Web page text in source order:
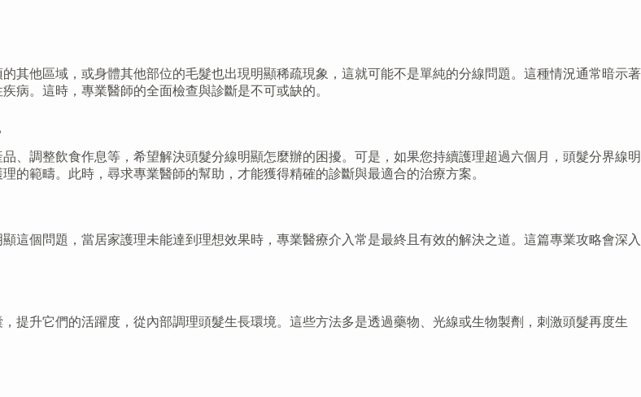
其他區域，或身體其他部位的毛髮也出現明顯稀疏現象，這就可能不是單純的分線問題。這種情況通常暗示著
病。這時，專業醫師的全面檢查與診斷是不可或缺的。
、調整飲食作息等，希望解決頭髮分線明顯怎麼辦的困擾。可是，如果您持續護理超過六個月，頭髮分界線明
範疇。此時，尋求專業醫師的幫助，才能獲得精確的診斷與最適合的治療方案。
這個問題，當居家護理未能達到理想效果時，專業醫療介入常是最終且有效的解決之道。這篇專業攻略會深入
提升它們的活躍度，從內部調理頭髮生長環境。這些方法多是透過藥物、光線或生物製劑，刺激頭髮再度生